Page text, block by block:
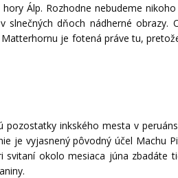
Álp. Rozhodne nebudeme
dňoch nádherné obrazy.
je fotená práve tu,
pozostatky inkského mesta v
je vyjasnený pôvodný účel Machu
okolo mesiaca júna zbadáte